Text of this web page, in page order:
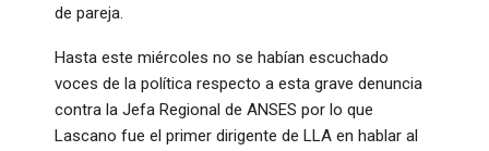
de pareja.
Hasta este miércoles no se habían escuchado
voces de la política respecto a esta grave denuncia
contra la Jefa Regional de ANSES por lo que
Lascano fue el primer dirigente de LLA en hablar al